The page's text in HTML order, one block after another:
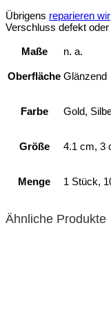
Übrigens reparieren wir
Verschluss defekt
Maße n. a.
Oberfläche Glänzend
Farbe Gold,
Größe 4.1 cm, 3
Menge 1 Stück,
Ähnliche Produkte